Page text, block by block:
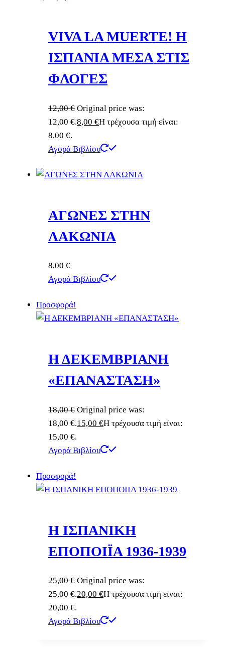
VIVA LA MUERTE! Η
ΙΣΠΑΝΙΑ ΜΕΣΑ ΣΤΙΣ
ΦΛΟΓΕΣ
12,00€ Original price was:
12,00 €.8,00 €Η τρέχουσα τιμή είναι:
8,00 €.
Αγορά Βιβλίου
ΑΓΩΝΕΣ ΣΤΗΝ
ΛΑΚΩΝΙΑ
8,00 €
Αγορά Βιβλίου
Προσφορά!
Η ΔΕΚΕΜΒΡΙΑΝΗ
«ΕΠΑΝΑΣΤΑΣΗ»
18,00€ Original price was:
18,00 €.15,00 €Η τρέχουσα τιμή είναι:
15,00 €.
Αγορά Βιβλίου
Προσφορά!
Η ΙΣΠΑΝΙΚΗ
ΕΠΟΠΟΙΪΑ 1936-1939
25,00€ Original price was:
25,00 €.20,00 €Η τρέχουσα τιμή είναι:
20,00 €.
Αγορά Βιβλίου